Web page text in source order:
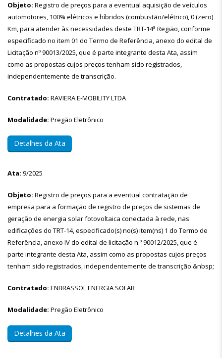
Objeto: Registro de preços para a eventual aquisição de veículos
automotores, 100% elétricos e híbridos (combustão/elétrico), 0 (zero)
Km, para atender às necessidades deste TRT-14ª Região, conforme
especificado no item 01 do Termo de Referência, anexo do edital de
Licitação nº 90013/2025, que é parte integrante desta Ata, assim
como as propostas cujos preços tenham sido registrados,
independentemente de transcrição.
Contratado: RAVIERA E-MOBILITY LTDA
Modalidade: Pregão Eletrônico
Detalhes da Ata
Ata: 9/2025
Objeto: Registro de preços para a eventual contratação de
empresa para a formação de registro de preços de sistemas de
geração de energia solar fotovoltaica conectada à rede, nas
edificações do TRT-14, especificado(s) no(s) item(ns) 1 do Termo de
Referência, anexo IV do edital de licitação n.º 90012/2025, que é
parte integrante desta Ata, assim como as propostas cujos preços
tenham sido registrados, independentemente de transcrição.&nbsp;
Contratado: ENBRASSOL ENERGIA SOLAR
Modalidade: Pregão Eletrônico
Detalhes da Ata